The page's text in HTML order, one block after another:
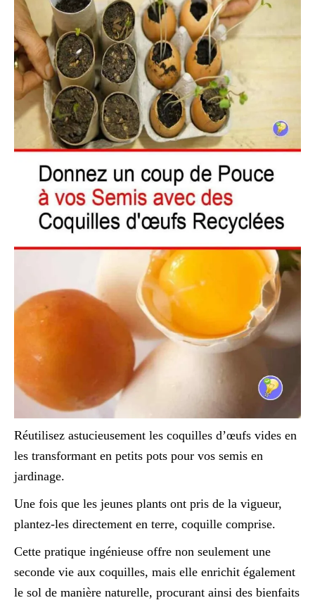
Réutilisez astucieusement les coquilles d’œufs vides en
les transformant en petits pots pour vos semis en
jardinage.
Une fois que les jeunes plants ont pris de la vigueur,
plantez-les directement en terre, coquille comprise.
Cette pratique ingénieuse offre non seulement une
seconde vie aux coquilles, mais elle enrichit également
le sol de manière naturelle, procurant ainsi des bienfaits